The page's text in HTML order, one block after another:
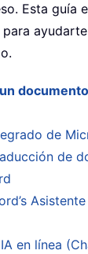
Esta guía
de
de
en línea